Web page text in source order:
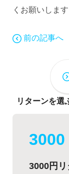
くお願いします
前の記事へ
リターンを選
3000
3000円